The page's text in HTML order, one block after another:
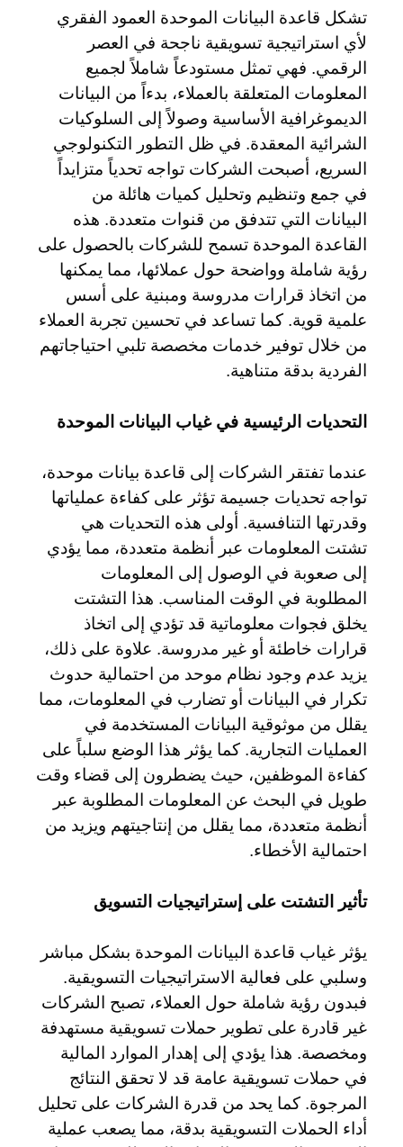
تشكل قاعدة البيانات الموحدة العمود الفقري
لأي استراتيجية تسويقية ناجحة في العصر
الرقمي. فهي تمثل مستودعاً شاملاً لجميع
المعلومات المتعلقة بالعملاء، بدءاً من البيانات
الديموغرافية الأساسية وصولاً إلى السلوكيات
الشرائية المعقدة. في ظل التطور التكنولوجي
السريع، أصبحت الشركات تواجه تحدياً متزايداً
في جمع وتنظيم وتحليل كميات هائلة من
البيانات التي تتدفق من قنوات متعددة. هذه
القاعدة الموحدة تسمح للشركات بالحصول على
رؤية شاملة وواضحة حول عملائها، مما يمكنها
من اتخاذ قرارات مدروسة ومبنية على أسس
علمية قوية. كما تساعد في تحسين تجربة العملاء
من خلال توفير خدمات مخصصة تلبي احتياجاتهم
الفردية بدقة متناهية.
التحديات الرئيسية في غياب البيانات الموحدة
عندما تفتقر الشركات إلى قاعدة بيانات موحدة،
تواجه تحديات جسيمة تؤثر على كفاءة عملياتها
وقدرتها التنافسية. أولى هذه التحديات هي
تشتت المعلومات عبر أنظمة متعددة، مما يؤدي
إلى صعوبة في الوصول إلى المعلومات
المطلوبة في الوقت المناسب. هذا التشتت
يخلق فجوات معلوماتية قد تؤدي إلى اتخاذ
قرارات خاطئة أو غير مدروسة. علاوة على ذلك،
يزيد عدم وجود نظام موحد من احتمالية حدوث
تكرار في البيانات أو تضارب في المعلومات، مما
يقلل من موثوقية البيانات المستخدمة في
العمليات التجارية. كما يؤثر هذا الوضع سلباً على
كفاءة الموظفين، حيث يضطرون إلى قضاء وقت
طويل في البحث عن المعلومات المطلوبة عبر
أنظمة متعددة، مما يقلل من إنتاجيتهم ويزيد من
احتمالية الأخطاء.
تأثير التشتت على إستراتيجيات التسويق
يؤثر غياب قاعدة البيانات الموحدة بشكل مباشر
وسلبي على فعالية الاستراتيجيات التسويقية.
فبدون رؤية شاملة حول العملاء، تصبح الشركات
غير قادرة على تطوير حملات تسويقية مستهدفة
ومخصصة. هذا يؤدي إلى إهدار الموارد المالية
في حملات تسويقية عامة قد لا تحقق النتائج
المرجوة. كما يحد من قدرة الشركات على تحليل
أداء الحملات التسويقية بدقة، مما يصعب عملية